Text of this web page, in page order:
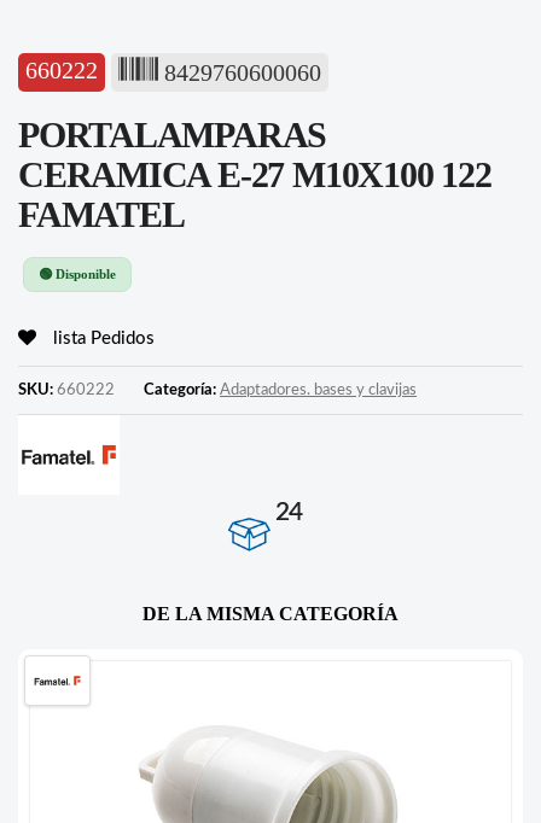
660222 8429760600060
PORTALAMPARAS
CERAMICA E-27 M10X100 122
FAMATEL
🟢 Disponible
lista Pedidos
SKU: 660222 Categoría: Adaptadores. bases y clavijas
24
DE LA MISMA CATEGORÍA